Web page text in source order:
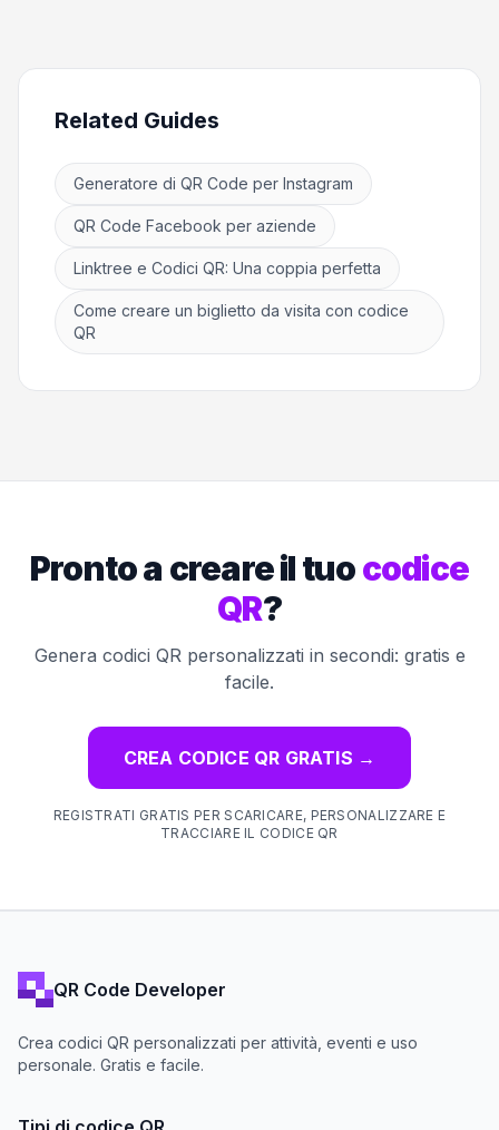
Related Guides
Generatore di QR Code per Instagram
QR Code Facebook per aziende
Linktree e Codici QR: Una coppia perfetta
Come creare un biglietto da visita con codice
QR
Pronto a creare il tuocodice
QR?
Genera codici QR personalizzati in secondi: gratis e
facile.
CREA CODICE QR GRATIS →
REGISTRATI GRATIS PER SCARICARE, PERSONALIZZARE E
TRACCIARE IL CODICE QR
QR Code Developer
Crea codici QR personalizzati per attività, eventi e uso
personale. Gratis e facile.